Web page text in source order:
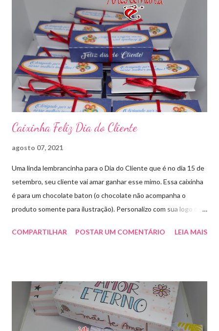
Caixinha Feliz Dia do Cliente
agosto 07, 2021
Uma linda lembrancinha para o Dia do Cliente que é no dia 15 de
setembro, seu cliente vai amar ganhar esse mimo. Essa caixinha
é para um chocolate baton (o chocolate não acompanha o
produto somente para ilustração). Personalizo com sua logo ou
e orçamentos entre em contato whatsapp ou envie e-mail para
COMPARTILHAR POSTAR UM COMENTÁRIO LEIA MAIS